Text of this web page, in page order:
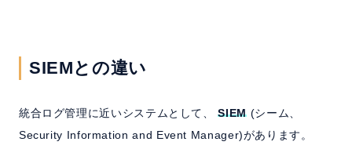
SIEMとの違い
統合ログ管理に近いシステムとして、SIEM(シーム、
Security Information and Event Manager)があります。